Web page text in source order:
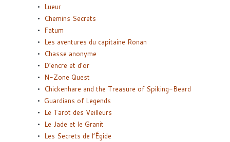
Lueur
Chemins Secrets
Fatum
Les aventures du capitaine Ronan
Chasse anonyme
D’encre et d’or
N-Zone Quest
Chickenhare and the Treasure of Spiking-Beard
Guardians of Legends
Le Tarot des Veilleurs
Le Jade et le Granit
Les Secrets de l’Égide